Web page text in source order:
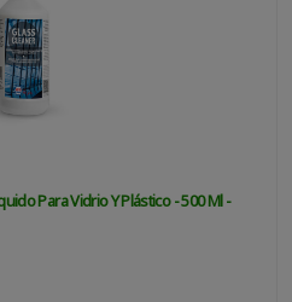
Para Vidrio Y Plástico - 500 Ml -